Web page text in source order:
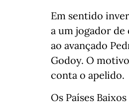
Em sentido
a um jogador de
ao avançado
Godoy. O
conta o apelido.
Os Países